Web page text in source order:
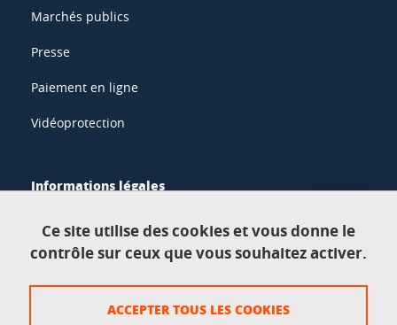
Marchés publics
Presse
Paiement en ligne
Vidéoprotection
Informations légales
Données personnelles
Crédits
Ce site utilise des cookies et vous donne le
contrôle sur ceux que vous souhaitez activer.
ACCEPTER TOUS LES COOKIES